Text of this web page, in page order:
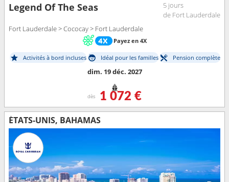
Legend Of The Seas
5 jours
de Fort Lauderdale
Fort Lauderdale > Cococay > Fort Lauderdale
Payez en 4X
Activités à bord incluses Idéal pour les familles Pension complète
dim. 19 déc. 2027
dès 1 072 €
ÉTATS-UNIS, BAHAMAS